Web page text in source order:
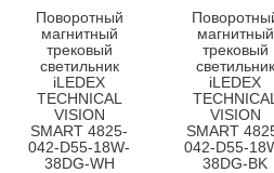
Поворотный
магнитный
трековый
светильник
iLEDEX
TECHNICAL
VISION
SMART 4825-
042-D55-18W-
38DG-WH
магнитный
трековый
светильник
iLEDEX
TECHNICAL
VISION
SMART
042-D55-
38DG-BK